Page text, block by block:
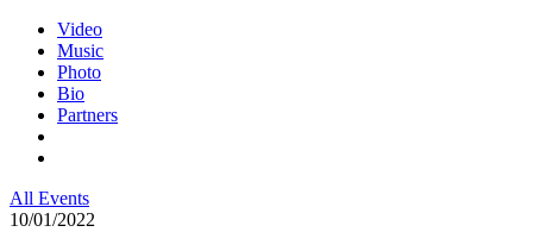
Video
Music
Photo
Bio
Partners
All Events
10/01/2022